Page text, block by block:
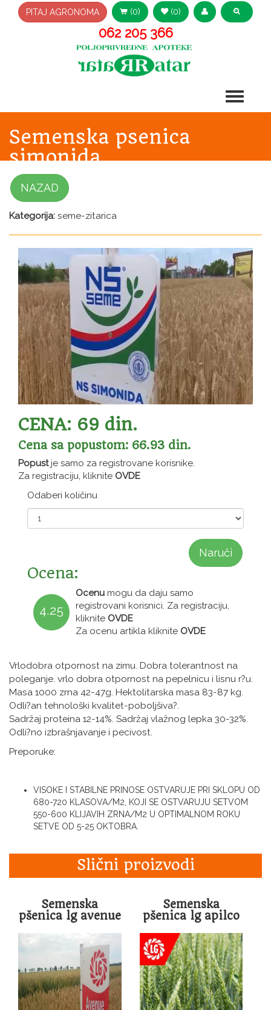
PITAJ AGRONOMA (0) (0)
062 205 366
Semenska psenica
simonida
NAZAD
Kategorija: seme-zitarica
CENA: 69 din.
Cena sa popustom: 66.93 din.
Popust je samo za registrovane korisnike.
Za registraciju, kliknite OVDE
Odaberi količinu
Naruči
Ocena:
4.25
Ocenu mogu da daju samo
registrovani korisnici. Za registraciju,
kliknite OVDE
Za ocenu artikla kliknite OVDE
Vrlodobra otpornost na zimu. Dobra tolerantnost na
poleganje. vrlo dobra otpornost na pepelnicu i lisnu r?u.
Masa 1000 zrna 42-47g. Hektolitarska masa 83-87 kg.
Odli?an tehnološki kvalitet-poboljšiva?.
Sadržaj proteina 12-14%. Sadržaj vlažnog lepka 30-32%.
Odli?no izbrašnjavanje i pecivost.
Preporuke:
VISOKE I STABILNE PRINOSE OSTVARUJE PRI SKLOPU OD
680-720 KLASOVA/M2, KOJI SE OSTVARUJU SETVOM
550-600 KLIJAVIH ZRNA/M2 U OPTIMALNOM ROKU
SETVE OD 5-25 OKTOBRA.
Slični proizvodi
Semenska
pšenica lg avenue
Semenska
pšenica lg apilco